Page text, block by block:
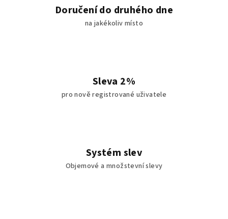
s
u
Doručení do druhého dne
na jakékoliv místo
Sleva 2%
pro nově registrované uživatele
Systém slev
Objemové a množstevní slevy